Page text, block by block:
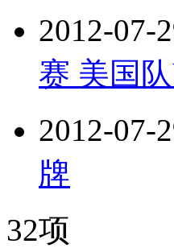
2012-07-
赛 美国
2012-07-
牌
32项